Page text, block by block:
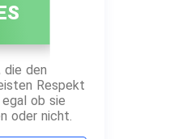
die den
Respekt
ob sie
oder nicht.